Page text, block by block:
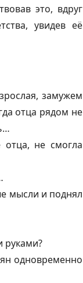
это, вдруг
увидев её
замужем
отца рядом не
не смогла
мысли и поднял
одновременно